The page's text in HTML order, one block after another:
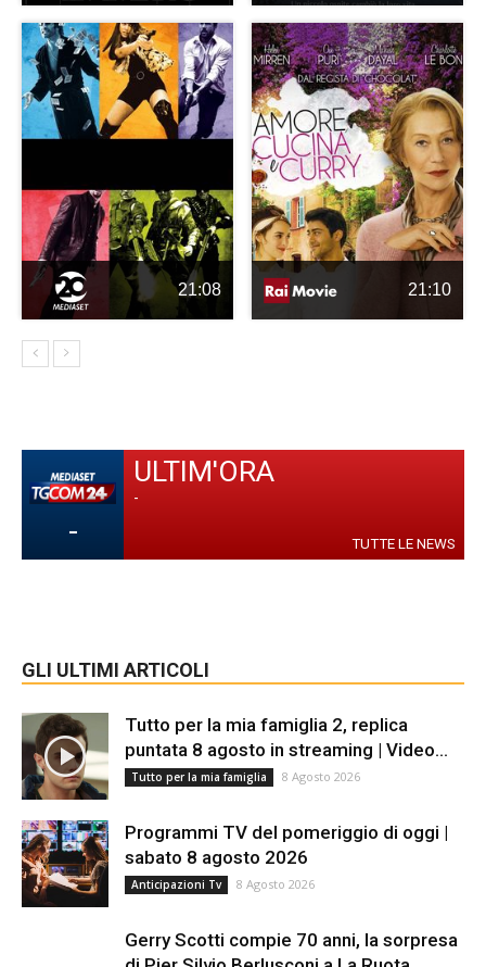
21:08 21:10
-
ULTIM'ORA
-
TUTTE LE NEWS
GLI ULTIMI ARTICOLI
Tutto per la mia famiglia 2, replica
puntata 8 agosto in streaming | Video...
Tutto per la mia famiglia 8 Agosto 2026
Programmi TV del pomeriggio di oggi |
sabato 8 agosto 2026
Anticipazioni Tv 8 Agosto 2026
Gerry Scotti compie 70 anni, la sorpresa